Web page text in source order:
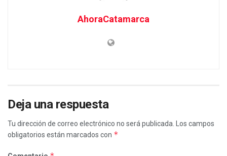
AhoraCatamarca
Deja una respuesta
Tu dirección de correo electrónico no será publicada.
Los campos
obligatorios están marcados con *